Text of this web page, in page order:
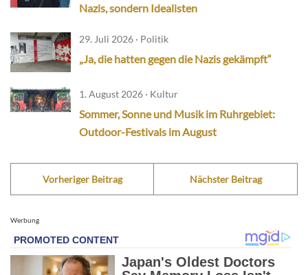
Nazis, sondern Idealisten
29. Juli 2026 · Politik
„Ja, die hatten gegen die Nazis gekämpft“
1. August 2026 · Kultur
Sommer, Sonne und Musik im Ruhrgebiet:
Outdoor-Festivals im August
Vorheriger Beitrag Nächster Beitrag
Werbung